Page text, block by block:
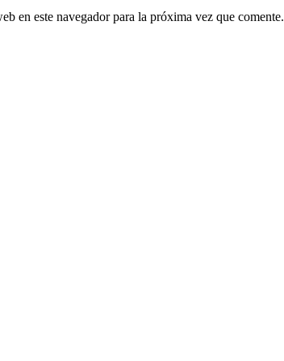
en este navegador para la próxima vez que comente.